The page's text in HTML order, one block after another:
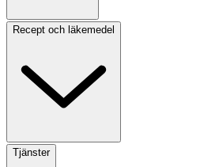
Recept och läkemedel
Tjänster